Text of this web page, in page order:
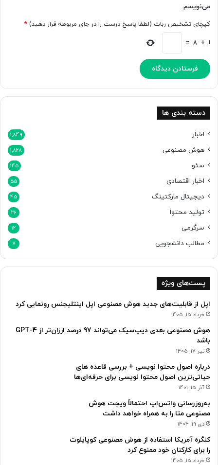
ب
ر
ه
ی
و
ن
ه
ا
م
ح
م
ن
می‌نویسم.
کپچای تشخیص ربات (لطفا پاسخ درست را در جای مربوطه قرار دهید) *
1
+
8
=
دسته بندی ها
اخبار 1,849
هوش مصنوعی 1,828
سئو 145
اخبار اقتصادی 55
دیجیتال مارکتینگ 45
تولید محتوا 26
سرگرمی 12
مطالب دانشجویی 7
پست‌های ویژه
اپل از قابلیت‌های جدید هوش مصنوعی اپل اینتلیجنس رونمایی کرد
خرداد 15, 1405
هوش مصنوعی بعدی دیپ‌سیک می‌تواند 97 درصد ارزان‌تر از GPT-4
باشد
تیر 17, 1405
درباره اصول محتوا نویسی + بررسی قاعده های
حیاتی‌ترین اصول محتوا نویسی برای حرفه‌ای‌ها
آذر 15, 1401
به‌روزرسانی واتس‌اپ احتمالاً ویجت هوش
مصنوعی متا را به همراه خواهد داشت
دی 19, 1404
کنگره آمریکا استفاده از هوش مصنوعی کوپایلوت
را برای کارکنان خود ممنوع کرد
خرداد 15, 1405